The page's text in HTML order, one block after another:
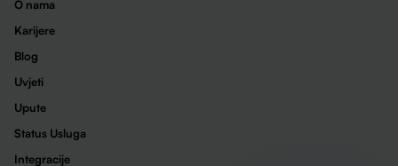
O nama
Karijere
Blog
Uvjeti
Upute
Status Usluga
Integracije